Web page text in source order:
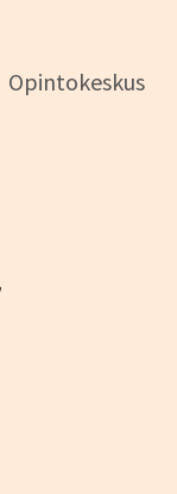
Opintokeskus